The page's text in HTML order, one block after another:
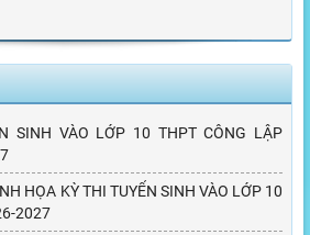
SINH VÀO LỚP 10 THPT CÔNG LẬP
HỌA KỲ THI TUYỂN SINH VÀO LỚP 10
2027